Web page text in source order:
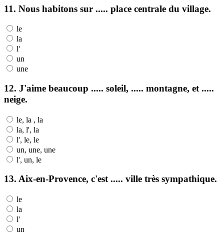
11. Nous habitons sur ..... place centrale du village.
le
la
l'
un
une
12. J'aime beaucoup ..... soleil, ..... montagne, et .....
neige.
le, la , la
la, l', la
l', le, le
un, une, une
l', un, le
13. Aix-en-Provence, c'est ..... ville très sympathique.
le
la
l'
un